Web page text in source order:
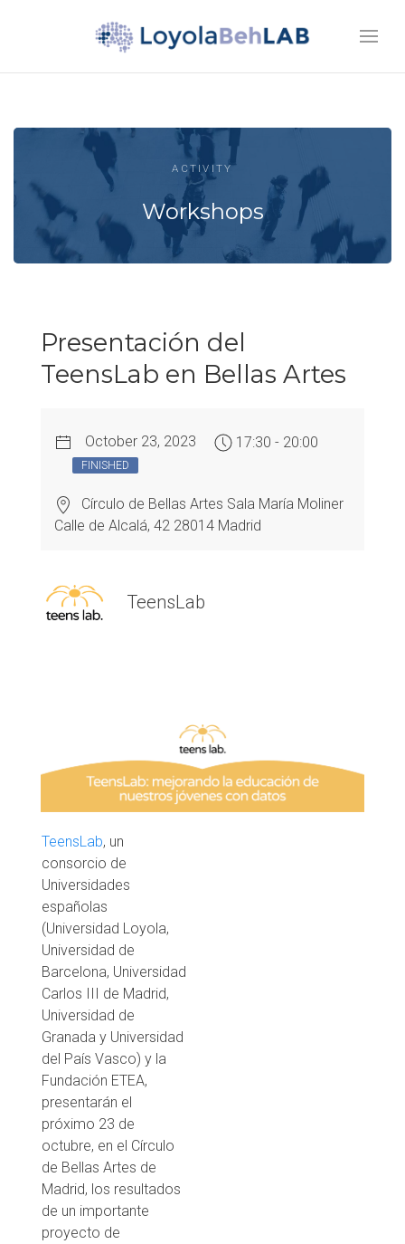
ACTIVITY
Workshops
Presentación del
TeensLab en Bellas Artes
October 23, 2023 17:30 - 20:00
FINISHED
Círculo de Bellas Artes Sala María Moliner
Calle de Alcalá, 42 28014 Madrid
TeensLab
TeensLab, un
consorcio de
Universidades
españolas
(Universidad Loyola,
Universidad de
Barcelona, Universidad
Carlos III de Madrid,
Universidad de
Granada y Universidad
del País Vasco) y la
Fundación ETEA,
presentarán el
próximo 23 de
octubre, en el Círculo
de Bellas Artes de
Madrid, los resultados
de un importante
proyecto de